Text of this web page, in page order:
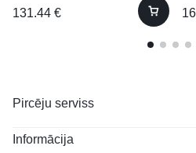
131.44 €
Pircēju serviss
Informācija